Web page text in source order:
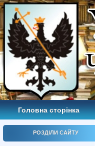
Головна сторінка
РОЗДІЛИ САЙТУ